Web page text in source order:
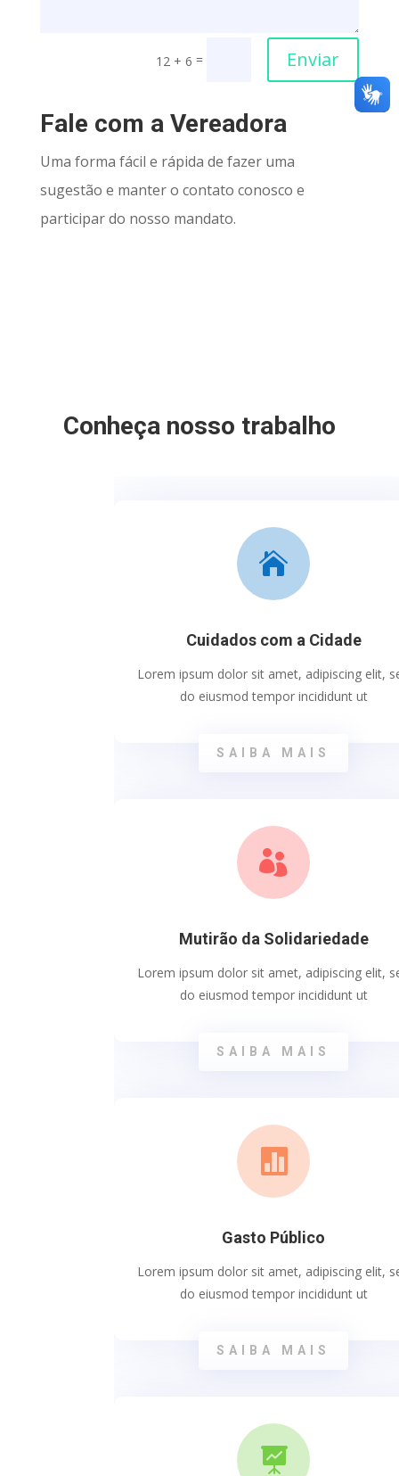
12 + 6 = Enviar
Fale com a Vereadora
Uma forma fácil e rápida de fazer uma
sugestão e manter o contato conosco e
participar do nosso mandato.
Conheça nosso trabalho

Cuidados com a Cidade
Lorem ipsum dolor sit amet, adipiscing elit,
do eiusmod tempor incididunt ut
SAIBA MAIS

Mutirão da Solidariedade
Lorem ipsum dolor sit amet, adipiscing elit,
do eiusmod tempor incididunt ut
SAIBA MAIS

Gasto Público
Lorem ipsum dolor sit amet, adipiscing elit,
do eiusmod tempor incididunt ut
SAIBA MAIS
